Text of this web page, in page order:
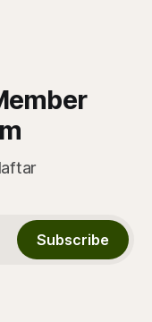
Subscribe